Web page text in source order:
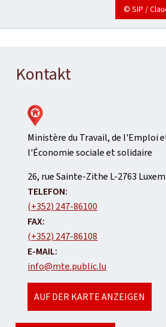
© SIP /
Kontakt
Ministère du Travail, de l'Emploi
l'Économie sociale et solidaire
ADRESSE:
26, rue Sainte-Zithe L-2763
TELEFON:
(+352) 247-86100
FAX:
(+352) 247-86108
E-MAIL:
info@mte.public.lu
AUF DER KARTE ANZEIGEN